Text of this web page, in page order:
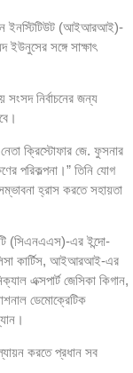
ইনস্টিটিউট (আইআরআই)-
ইউনুসের সঙ্গে সাক্ষাৎ
সংসদ নির্বাচনের জন্য
ক্রিস্টোফার জে. ফুসনার
পরিকল্পনা।” তিনি যোগ
হ্রাস করতে সহায়তা
(সিএনএএস)-এর ইন্দো-
কার্টিস, আইআরআই-এর
এক্সপার্ট জেসিকা কিগান,
ডেমোক্রেটিক
করতে প্রধান সব